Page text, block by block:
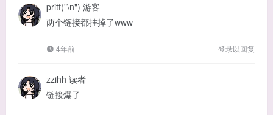
pritf("\n") 游客
两个链接都挂掉了www
4年前 登录以回复
zzihh 读者
链接爆了